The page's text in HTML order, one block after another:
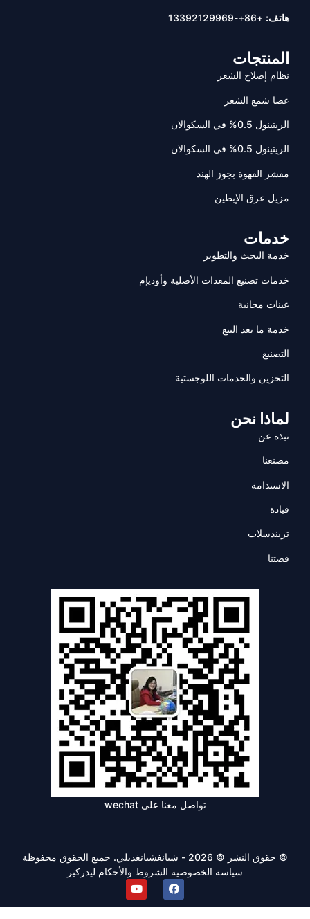
هاتف:+86+-13392129969
المنتجات
نظام إصلاح الشعر
عصا شمع الشعر
الريتينول 0.5% في السكوالان
الريتينول 0.5% في السكوالان
مقشر القهوة بجوز الهند
مزيل عرق الإبطين
خدمات
خدمة البحث والتطوير
خدمات تصنيع المعدات الأصلية وأوديإم
عينات مجانية
خدمة ما بعد البيع
التصنيع
التخزين والخدمات اللوجستية
لماذا نحن
نبذة عن
مصنعنا
الاستدامة
قيادة
تريندسلاب
قصتنا
تواصل معنا على wechat
© حقوق النشر © 2026 - شيانغشيانغديلي. جميع الحقوق محفوظة
سياسة الخصوصية الشروط والأحكام ليدركير